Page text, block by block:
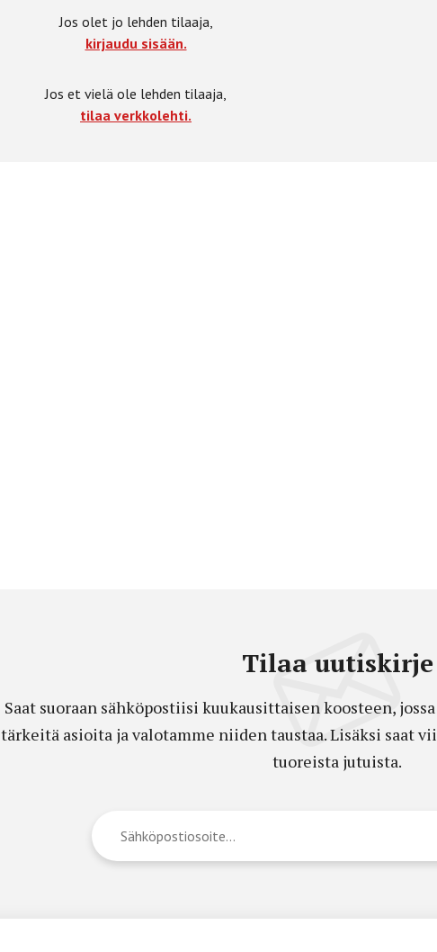
Jos olet jo lehden tilaaja,
kirjaudu sisään.
Jos et vielä ole lehden tilaaja,
tilaa verkkolehti.
Tilaa uutiskirje
Saat suoraan sähköpostiisi kuukausittaisen koosteen,
tärkeitä asioita ja valotamme niiden taustaa. Lisäksi saat
tuoreista jutuista.